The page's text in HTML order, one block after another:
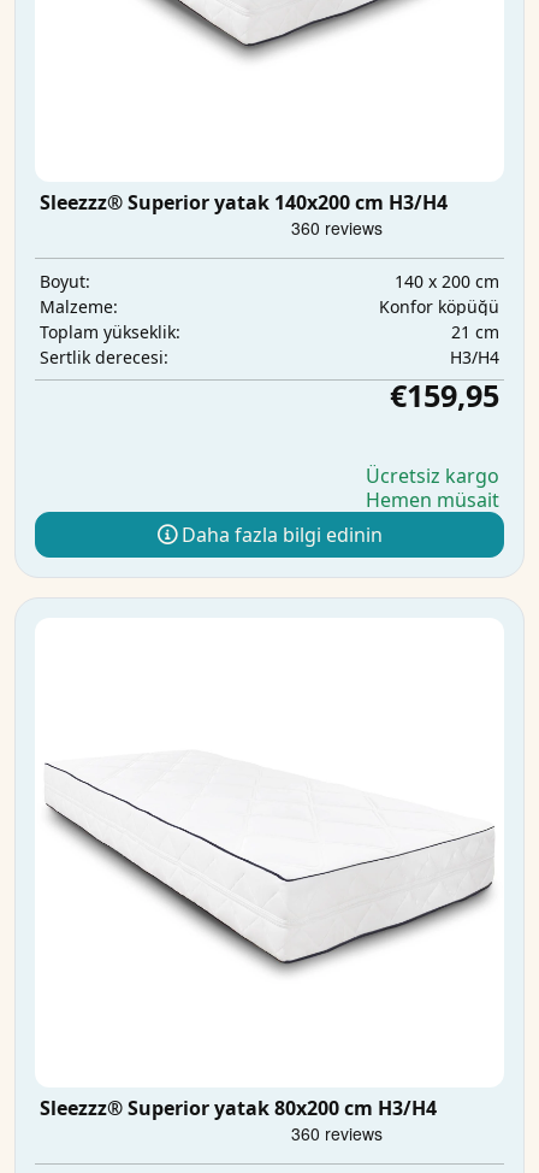
Sleezzz® Superior yatak 140x200 cm H3/H4
Boyut:
140 x 200 cm
Malzeme:
Konfor köpüğü
Toplam yükseklik:
21 cm
Sertlik derecesi:
H3/H4
€159,95
Ücretsiz kargo
Hemen müsait
Daha fazla bilgi edinin
Sleezzz® Superior yatak 80x200 cm H3/H4